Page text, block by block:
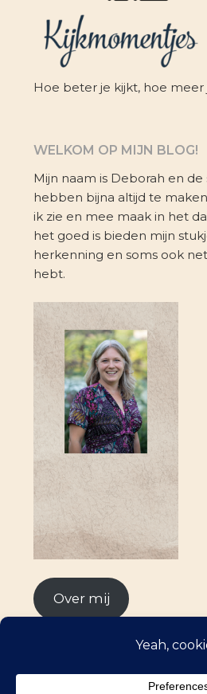
Hoe beter je kijkt, hoe meer
WELKOM OP MIJN BLOG!
Mijn naam is Deborah en de
hebben bijna altijd te
ik zie en mee maak in het
het goed is bieden mijn
herkenning en soms ook
hebt.
Over mij